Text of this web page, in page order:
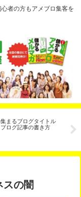
者の方もアメブロ集客を
まるブログタイトル
ログ記事の書き方
イ
スの闇